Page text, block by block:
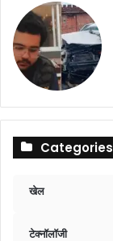
Categories
खेल
टेक्नॉलॉजी